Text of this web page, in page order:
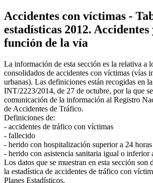
Accidentes con víctimas -
estadísticas 2012.
función de la vía
La información de esta sección es la relativa a
consolidados de accidentes con víctimas (vías
urbanas). Las definiciones están recogidas en
INT/2223/2014, de 27 de octubre, por la que
comunicación de la información al Registro
de Accidentes de Tráfico.
Definiciones de:
- accidentes de tráfico con víctimas
- fallecido
- herido con hospitalización superior a 24 horas
- herido con asistencia sanitaria igual o inferior
Los datos que se muestran en esta sección son
la estadística de accidentes de tráfico con
Planes Estadísticos.